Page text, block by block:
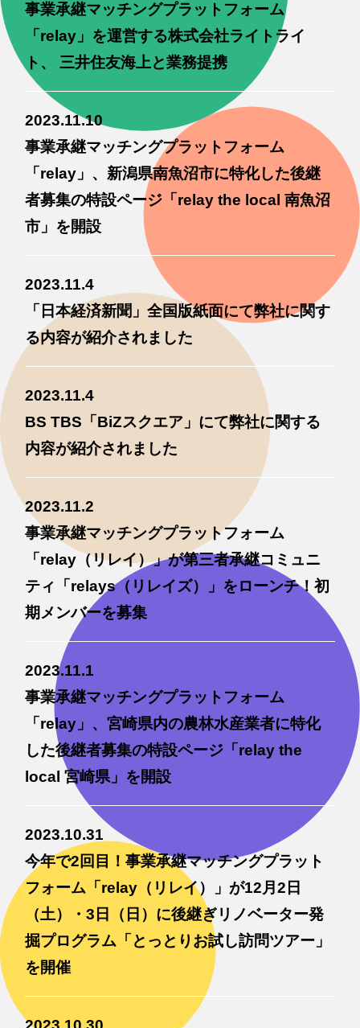
事業承継マッチングプラットフォーム
「relay」を運営する株式会社ライトライ
ト、 三井住友海上と業務提携
2023.11.10
​​事業承継マッチングプラットフォーム
「relay」、新潟県南魚沼市に特化した後継
者募集の特設ページ「relay the local 南魚沼
市」を開設
2023.11.4
「日本経済新聞」全国版紙面にて弊社に関す
る内容が紹介されました
2023.11.4
BS TBS「BiZスクエア」にて弊社に関する
内容が紹介されました
2023.11.2
事業承継マッチングプラットフォーム
「relay（リレイ）」が第三者承継コミュニ
ティ「relays（リレイズ）」をローンチ！初
期メンバーを募集
2023.11.1
​​事業承継マッチングプラットフォーム
「relay」、宮崎県内の農林水産業者に特化
した後継者募集の特設ページ「relay the
local 宮崎県」を開設
2023.10.31
今年で2回目！事業承継マッチングプラット
フォーム「relay（リレイ）」が12月2日
（土）・3日（日）に後継ぎリノベーター発
掘プログラム「とっとりお試し訪問ツアー」
を開催